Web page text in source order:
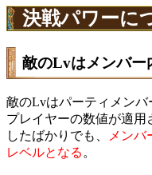
決戦パワーに
敵のLvはメンバー
敵のLvはパーティメン
プレイヤーの数値が適用
したばかりでも、
メンバ
レベルとなる 。